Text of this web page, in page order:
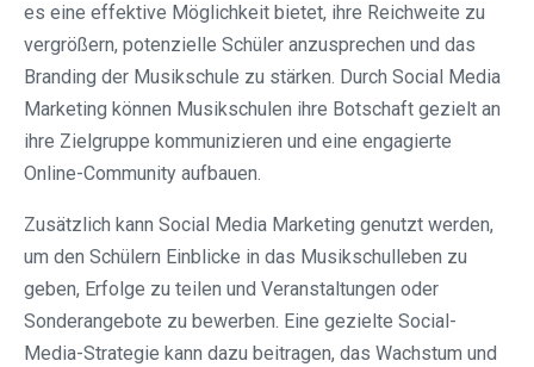
es eine effektive Möglichkeit bietet, ihre Reichweite zu
vergrößern, potenzielle Schüler anzusprechen und das
Branding der Musikschule zu stärken. Durch Social Media
Marketing können Musikschulen ihre Botschaft gezielt an
ihre Zielgruppe kommunizieren und eine engagierte
Online-Community aufbauen.
Zusätzlich kann Social Media Marketing genutzt werden,
um den Schülern Einblicke in das Musikschulleben zu
geben, Erfolge zu teilen und Veranstaltungen oder
Sonderangebote zu bewerben. Eine gezielte Social-
Media-Strategie kann dazu beitragen, das Wachstum und